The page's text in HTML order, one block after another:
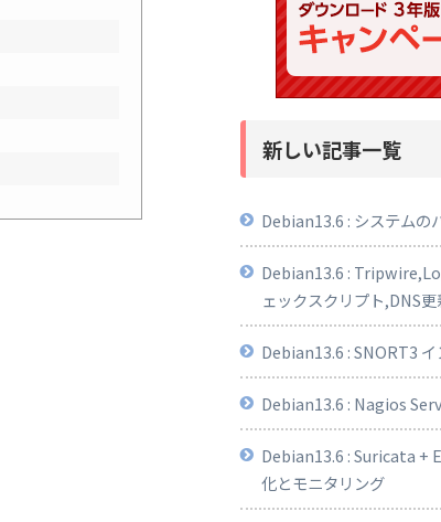
新しい記事一覧
Debian13.6 : システムの
Debian13.6 :
ェックスクリプト,DNS更
Debian13.6 : SNORT3
Debian13.6 : Nagios
Debian13.6 : Suricata +
化とモニタリング